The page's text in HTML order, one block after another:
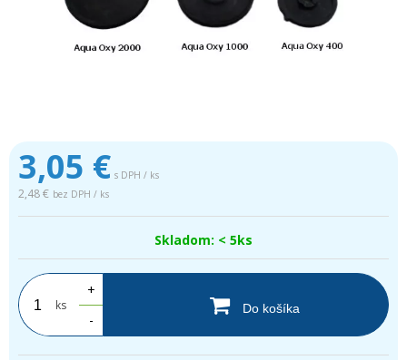
3,05 € s DPH / ks
2,48 € bez DPH / ks
Skladom: < 5ks
ks
+
-
Do košíka